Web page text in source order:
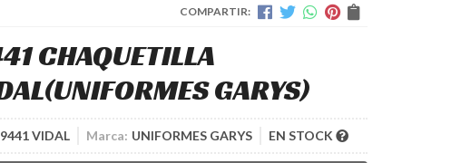
COMPARTIR:
CHAQUETILLA
(UNIFORMES GARYS)
9441 VIDAL Marca: UNIFORMES GARYS EN STOCK